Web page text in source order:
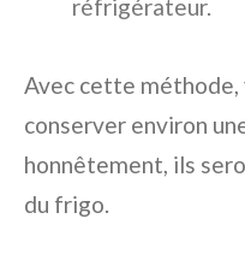
réfrigérateur.
Avec cette méthode,
conserver environ
honnêtement, ils
du frigo.